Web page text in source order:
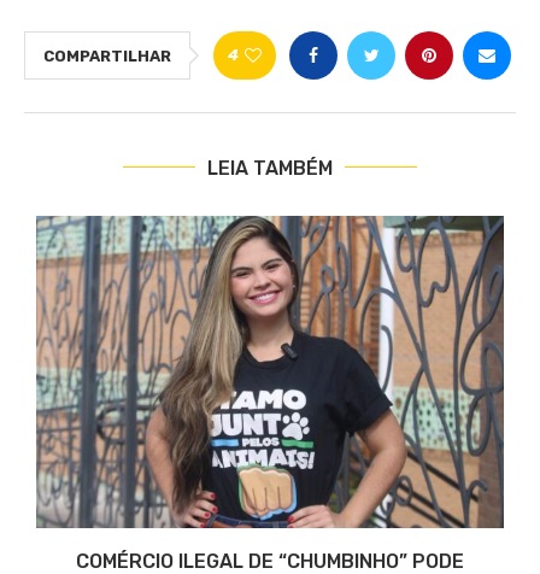
COMPARTILHAR 4
LEIA TAMBÉM
COMÉRCIO ILEGAL DE “CHUMBINHO” PODE